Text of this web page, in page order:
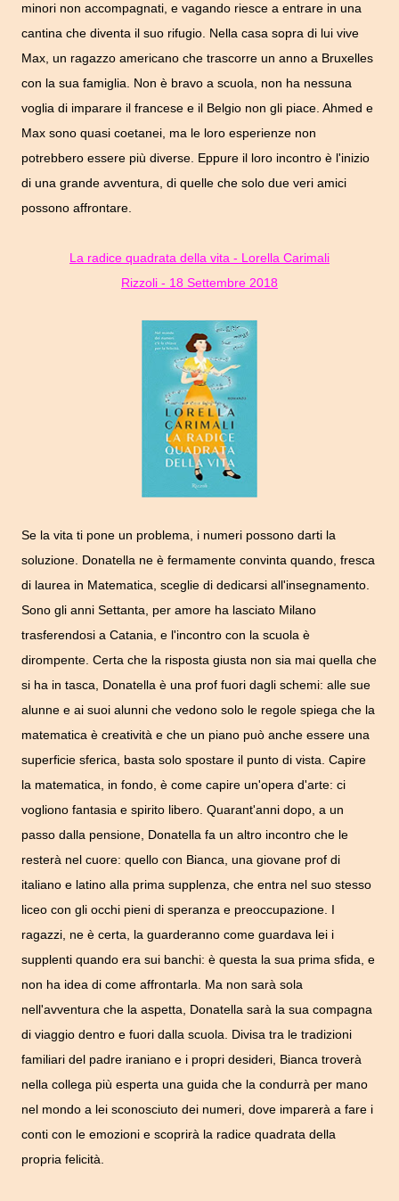
minori non accompagnati, e vagando riesce a entrare in una
cantina che diventa il suo rifugio. Nella casa sopra di lui vive
Max, un ragazzo americano che trascorre un anno a Bruxelles
con la sua famiglia. Non è bravo a scuola, non ha nessuna
voglia di imparare il francese e il Belgio non gli piace. Ahmed e
Max sono quasi coetanei, ma le loro esperienze non
potrebbero essere più diverse. Eppure il loro incontro è l'inizio
di una grande avventura, di quelle che solo due veri amici
possono affrontare.
La radice quadrata della vita - Lorella Carimali
Rizzoli - 18 Settembre 2018
Se la vita ti pone un problema, i numeri possono darti la
soluzione. Donatella ne è fermamente convinta quando, fresca
di laurea in Matematica, sceglie di dedicarsi all'insegnamento.
Sono gli anni Settanta, per amore ha lasciato Milano
trasferendosi a Catania, e l'incontro con la scuola è
dirompente. Certa che la risposta giusta non sia mai quella che
si ha in tasca, Donatella è una prof fuori dagli schemi: alle sue
alunne e ai suoi alunni che vedono solo le regole spiega che la
matematica è creatività e che un piano può anche essere una
superficie sferica, basta solo spostare il punto di vista. Capire
la matematica, in fondo, è come capire un'opera d'arte: ci
vogliono fantasia e spirito libero. Quarant'anni dopo, a un
passo dalla pensione, Donatella fa un altro incontro che le
resterà nel cuore: quello con Bianca, una giovane prof di
italiano e latino alla prima supplenza, che entra nel suo stesso
liceo con gli occhi pieni di speranza e preoccupazione. I
ragazzi, ne è certa, la guarderanno come guardava lei i
supplenti quando era sui banchi: è questa la sua prima sfida, e
non ha idea di come affrontarla. Ma non sarà sola
nell'avventura che la aspetta, Donatella sarà la sua compagna
di viaggio dentro e fuori dalla scuola. Divisa tra le tradizioni
familiari del padre iraniano e i propri desideri, Bianca troverà
nella collega più esperta una guida che la condurrà per mano
nel mondo a lei sconosciuto dei numeri, dove imparerà a fare i
conti con le emozioni e scoprirà la radice quadrata della
propria felicità.